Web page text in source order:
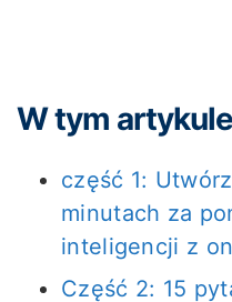
W tym artykule
część 1:
minutach za
inteligencji z
Część 2: 15